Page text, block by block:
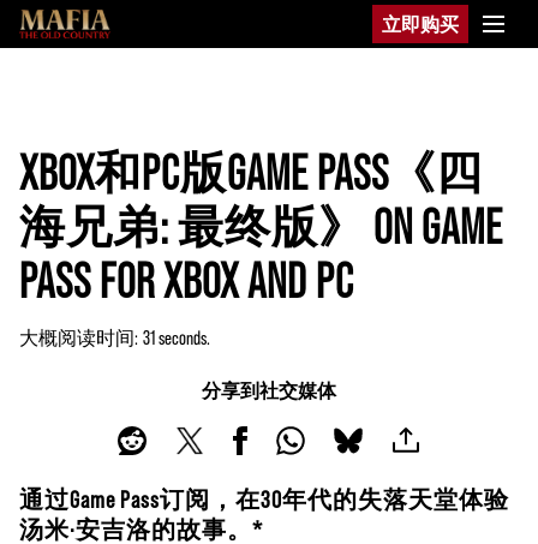
立即购买
XBOX和PC版GAME PASS《四
海兄弟: 最终版》 ON GAME
PASS FOR XBOX AND PC
大概阅读时间 31 seconds
分享到社交媒体
通过Game Pass订阅，在30年代的失落天堂体验
汤米·安吉洛的故事。*